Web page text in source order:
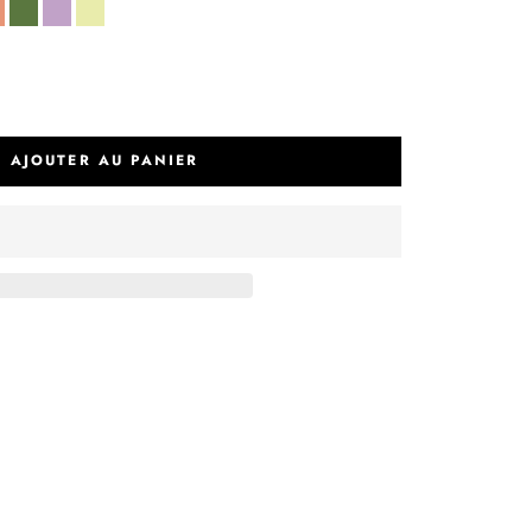
wasabiceleste
yuzu
AJOUTER AU PANIER